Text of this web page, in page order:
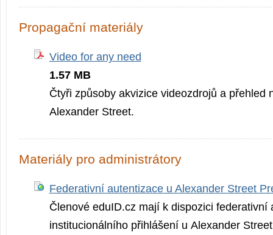
Propagační materiály
Video for any need
1.57 MB
Čtyři způsoby akvizice videozdrojů a přehled
Alexander Street.
Materiály pro administrátory
Federativní autentizace u Alexander Street
Členové eduID.cz mají k dispozici federativní
institucionálního přihlášení u Alexander